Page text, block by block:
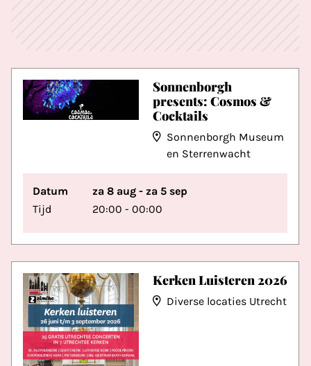
Sonnenborgh
presents: Cosmos &
Cocktails
Sonnenborgh Museum
en Sterrenwacht
Datum
za 8 aug - za 5 sep
Tijd
20:00 - 00:00
Kerken Luisteren 2026
Diverse locaties Utrecht